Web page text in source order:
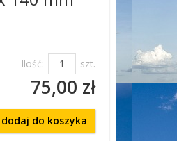
Ilość: szt.
75,00 zł
dodaj do koszyka